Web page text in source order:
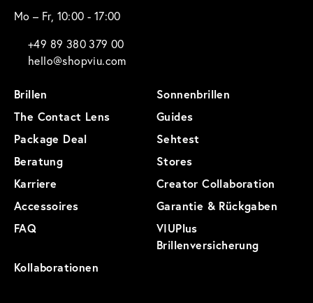
Mo – Fr, 10:00 - 17:00
+49 89 380 379 00
hello@shopviu.com
Brillen
Sonnenbrillen
The Contact Lens
Guides
Package Deal
Sehtest
Beratung
Stores
Karriere
Creator Collaboration
Accessoires
Garantie & Rückgaben
FAQ
VIUPlus
Brillenversicherung
Kollaborationen